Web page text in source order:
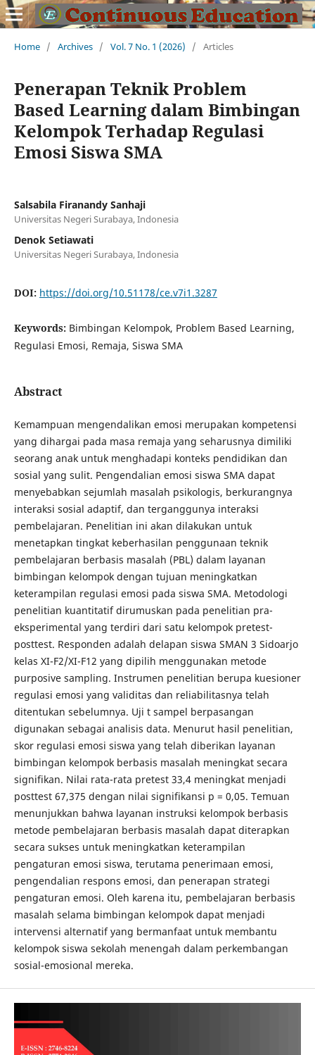
Home / Archives / Vol. 7 No. 1 (2026) / Articles
Penerapan Teknik Problem
Based Learning dalam Bimbingan
Kelompok Terhadap Regulasi
Emosi Siswa SMA
Salsabila Firanandy Sanhaji
Universitas Negeri Surabaya, Indonesia
Denok Setiawati
Universitas Negeri Surabaya, Indonesia
DOI: https://doi.org/10.51178/ce.v7i1.3287
Keywords: Bimbingan Kelompok, Problem Based Learning,
Regulasi Emosi, Remaja, Siswa SMA
Abstract
Kemampuan mengendalikan emosi merupakan kompetensi
yang dihargai pada masa remaja yang seharusnya dimiliki
seorang anak untuk menghadapi konteks pendidikan dan
sosial yang sulit. Pengendalian emosi siswa SMA dapat
menyebabkan sejumlah masalah psikologis, berkurangnya
interaksi sosial adaptif, dan terganggunya interaksi
pembelajaran. Penelitian ini akan dilakukan untuk
menetapkan tingkat keberhasilan penggunaan teknik
pembelajaran berbasis masalah (PBL) dalam layanan
bimbingan kelompok dengan tujuan meningkatkan
keterampilan regulasi emosi pada siswa SMA. Metodologi
penelitian kuantitatif dirumuskan pada penelitian pra-
eksperimental yang terdiri dari satu kelompok pretest-
posttest. Responden adalah delapan siswa SMAN 3 Sidoarjo
kelas XI-F2/XI-F12 yang dipilih menggunakan metode
purposive sampling. Instrumen penelitian berupa kuesioner
regulasi emosi yang validitas dan reliabilitasnya telah
ditentukan sebelumnya. Uji t sampel berpasangan
digunakan sebagai analisis data. Menurut hasil penelitian,
skor regulasi emosi siswa yang telah diberikan layanan
bimbingan kelompok berbasis masalah meningkat secara
signifikan. Nilai rata-rata pretest 33,4 meningkat menjadi
posttest 67,375 dengan nilai signifikansi p = 0,05. Temuan
menunjukkan bahwa layanan instruksi kelompok berbasis
metode pembelajaran berbasis masalah dapat diterapkan
secara sukses untuk meningkatkan keterampilan
pengaturan emosi siswa, terutama penerimaan emosi,
pengendalian respons emosi, dan penerapan strategi
pengaturan emosi. Oleh karena itu, pembelajaran berbasis
masalah selama bimbingan kelompok dapat menjadi
intervensi alternatif yang bermanfaat untuk membantu
kelompok siswa sekolah menengah dalam perkembangan
sosial-emosional mereka.